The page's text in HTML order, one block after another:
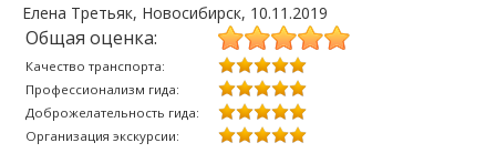
Елена Третьяк, Новосибирск, 10.11.2019
Общая оценка:
Качество транспорта:
Профессионализм гида:
Доброжелательность гида:
Организация экскурсии: